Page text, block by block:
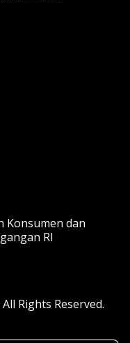
Konsumen dan
RI
Rights Reserved.